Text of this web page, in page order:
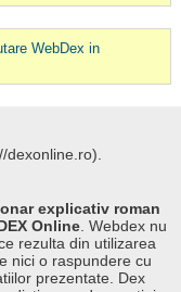
WebDex in
explicativ roman
Online . Webdex nu
rezulta din utilizarea
nici o raspundere cu
prezentate. Dex